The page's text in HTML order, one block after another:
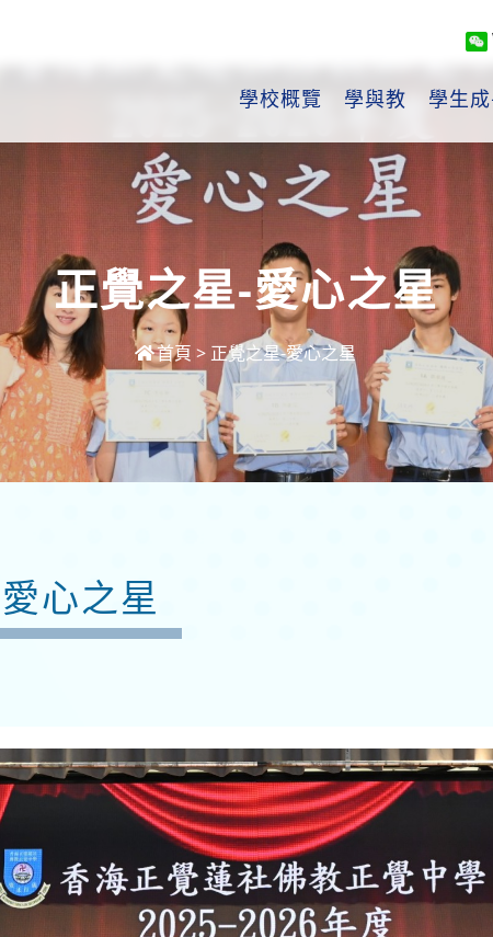
學校概覽 學與教 學生
正覺之星-愛心之星
首頁 > 正覺之星-愛心之星
心之星